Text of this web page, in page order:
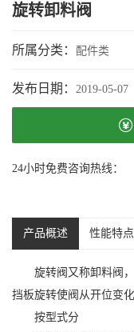
旋转卸料阀
所属分类： 配件类
发布日期： 2019-05-07
24小时免费咨询热线：
产品概述 性能特点
旋转阀又称卸料阀
挡板旋转使阀从开位变
按型式分